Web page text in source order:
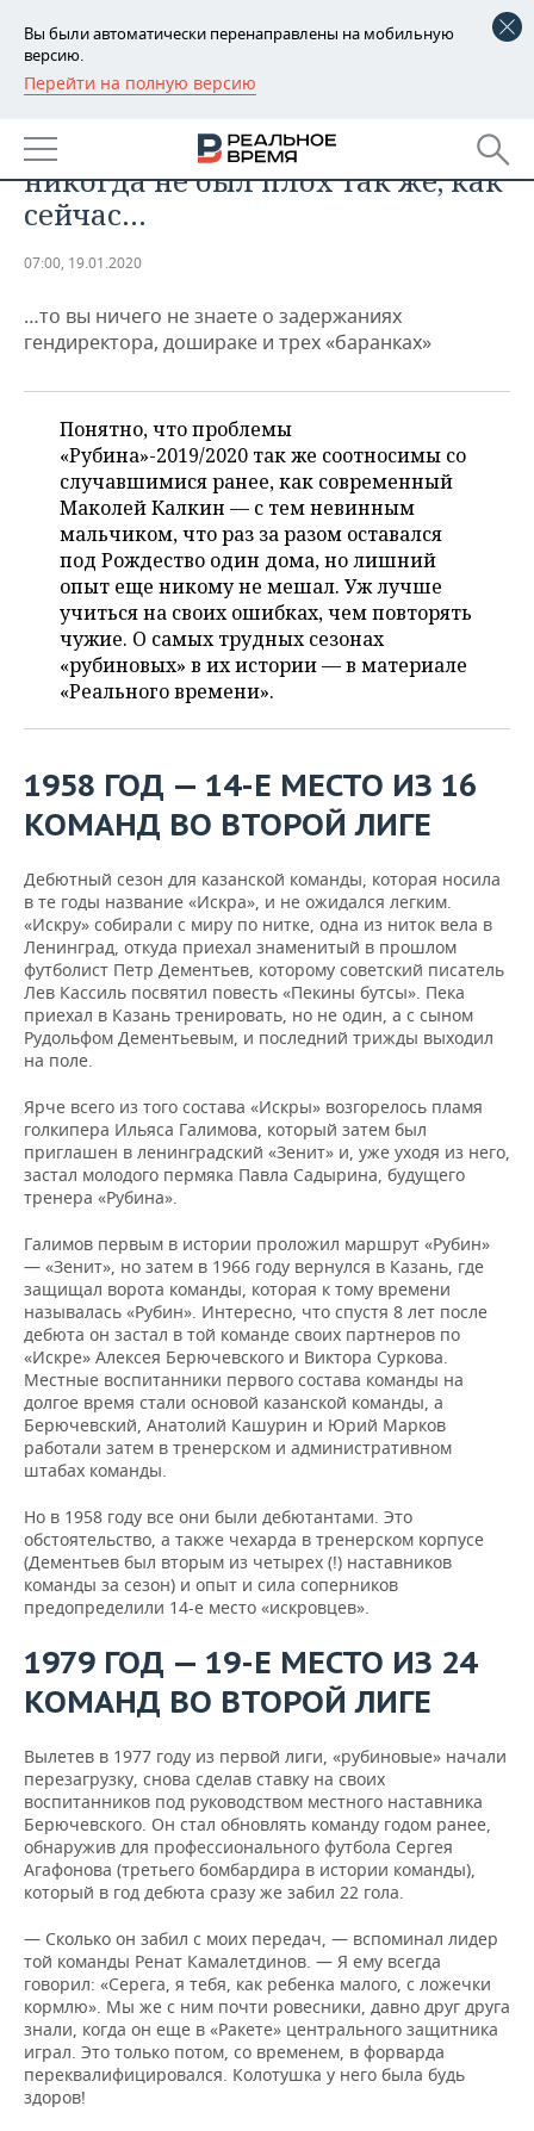
Вы были автоматически перенаправлены на мобильную
версию.
Перейти на полную версию
РЕГИОНЫ
БАШКОРТОСТАН
ТАТАРСТАН
НОВОСТИ
АНАЛИТИКА
КОРОЛИ ГОСЗАКАЗА ПФО
КОМУ ПРИНАДЛЕЖАТ
ТОРГОВЫЕ ЦЕНТРЫ
ТАТАРСТАНА
ФИНАНСЫ
БЮДЖЕТ
НОВОСТИ
АГРОПРОМ
МАШИНОСТРОЕНИЕ
НЕФТЕХИМИЯ
НЕФТЬ
ОПК
ЭНЕРГЕТИКА
НЕДВИЖИМОСТЬ
НОВОСТИ АВТО
БИЗНЕС
РОЗНИЧНАЯ ТОРГОВЛЯ
ТРАНСПОРТ
УСЛУГИ
ТЕХНОЛОГИИ
НОВОСТИ ТЕХНОЛОГИЙ
МЕДИА
МЕРОПРИЯТИЯ
НОВОСТИ МЕРОПРИЯТИЙ
ВЫЕЗДНАЯ РЕДАКЦИЯ
ONLINE-КОНФЕРЕНЦИИ
СПОРТ
НОВОСТИ СПОРТА
ХОККЕЙ
ВОЛЕЙБОЛ
КИБЕРСПОРТ
ФИГУРНОЕ КАТАНИЕ
ВОДНЫЕ ВИДЫ СПОРТА
ХОККЕЙ С МЯЧОМ
ОБЩЕСТВО
ВЛАСТЬ
ИСТОРИЯ
КУЛЬТУРА
МЕДИЦИНА
ОБРАЗОВАНИЕ
ПРОИСШЕСТВИЯ
СЮЖЕТЫ
СПИСОК ПЕРСОН
СПИСОК КОМПАНИЙ
ПОЛНАЯ ВЕРСИЯ
Если вы думаете, что «Рубин»
никогда не был плох так же, как
сейчас…
07:00, 19.01.2020
…то вы ничего не знаете о задержаниях
гендиректора, дошираке и трех «баранках»
Понятно, что проблемы
«Рубина»-2019/2020 так же соотносимы со
случавшимися ранее, как современный
Маколей Калкин — с тем невинным
мальчиком, что раз за разом оставался
под Рождество один дома, но лишний
опыт еще никому не мешал. Уж лучше
учиться на своих ошибках, чем повторять
чужие. О самых трудных сезонах
«рубиновых» в их истории — в материале
«Реального времени».
1958 ГОД — 14-Е МЕСТО ИЗ 16
КОМАНД ВО ВТОРОЙ ЛИГЕ
Дебютный сезон для казанской команды, которая носила
в те годы название «Искра», и не ожидался легким.
«Искру» собирали с миру по нитке, одна из ниток вела в
Ленинград, откуда приехал знаменитый в прошлом
футболист Петр Дементьев, которому советский писатель
Лев Кассиль посвятил повесть «Пекины бутсы». Пека
приехал в Казань тренировать, но не один, а с сыном
Рудольфом Дементьевым, и последний трижды выходил
на поле.
Ярче всего из того состава «Искры» возгорелось пламя
голкипера Ильяса Галимова, который затем был
приглашен в ленинградский «Зенит» и, уже уходя из него,
застал молодого пермяка Павла Садырина, будущего
тренера «Рубина».
Галимов первым в истории проложил маршрут «Рубин»
— «Зенит», но затем в 1966 году вернулся в Казань, где
защищал ворота команды, которая к тому времени
называлась «Рубин». Интересно, что спустя 8 лет после
дебюта он застал в той команде своих партнеров по
«Искре» Алексея Берючевского и Виктора Суркова.
Местные воспитанники первого состава команды на
долгое время стали основой казанской команды, а
Берючевский, Анатолий Кашурин и Юрий Марков
работали затем в тренерском и административном
штабах команды.
Но в 1958 году все они были дебютантами. Это
обстоятельство, а также чехарда в тренерском корпусе
(Дементьев был вторым из четырех (!) наставников
команды за сезон) и опыт и сила соперников
предопределили 14-е место «искровцев».
1979 ГОД — 19-Е МЕСТО ИЗ 24
КОМАНД ВО ВТОРОЙ ЛИГЕ
Вылетев в 1977 году из первой лиги, «рубиновые» начали
перезагрузку, снова сделав ставку на своих
воспитанников под руководством местного наставника
Берючевского. Он стал обновлять команду годом ранее,
обнаружив для профессионального футбола Сергея
Агафонова (третьего бомбардира в истории команды),
который в год дебюта сразу же забил 22 гола.
— Сколько он забил с моих передач, — вспоминал лидер
той команды Ренат Камалетдинов. — Я ему всегда
говорил: «Серега, я тебя, как ребенка малого, с ложечки
кормлю». Мы же с ним почти ровесники, давно друг друга
знали, когда он еще в «Ракете» центрального защитника
играл. Это только потом, со временем, в форварда
переквалифицировался. Колотушка у него была будь
здоров!